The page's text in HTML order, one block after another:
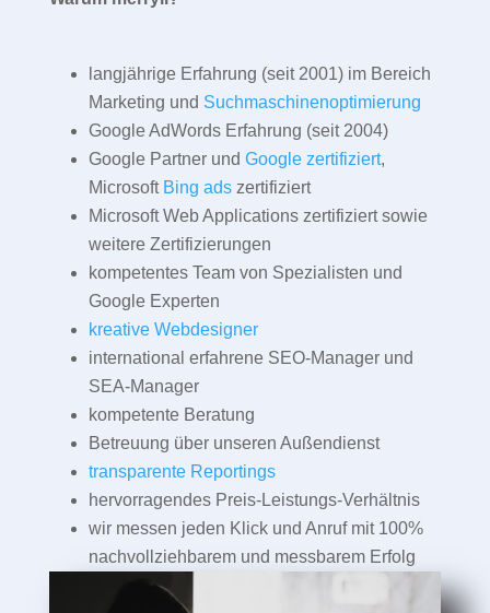
langjährige Erfahrung (seit 2001) im Bereich
Marketing und Suchmaschinenoptimierung
Google AdWords Erfahrung (seit 2004)
Google Partner und Google zertifiziert,
Microsoft Bing adszertifiziert
Microsoft Web Applications zertifiziert sowie
weitere Zertifizierungen
kompetentes Team von Spezialisten und
Google Experten
kreative Webdesigner
international erfahrene SEO-Manager und
SEA-Manager
kompetente Beratung
Betreuung über unseren Außendienst
transparente Reportings
hervorragendes Preis-Leistungs-Verhältnis
wir messen jeden Klick und Anruf mit 100%
nachvollziehbarem und messbarem Erfolg